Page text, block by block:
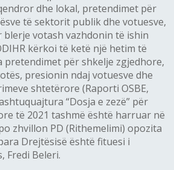
dhe lokal, pretendimet për
të sektorit publik dhe votuesve,
votash vazhdonin të ishin
kërkoi të ketë një hetim të
për shkelje zgjedhore,
presionin ndaj votuesve dhe
shtetërore (Raporti OSBE,
“Dosja e zezë” për
të 2021 tashmë është harruar në
zhvillon PD (Rithemelimi) opozita
Drejtësisë është fituesi i
Fredi Beleri.